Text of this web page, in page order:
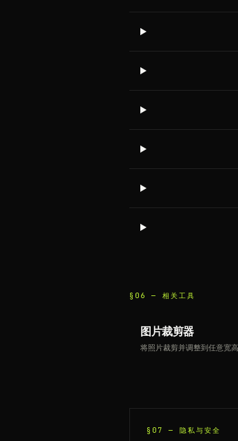
§06 — 相关工具
图片裁剪器
将照片裁剪并调整到任意宽高
§07 — 隐私与安全